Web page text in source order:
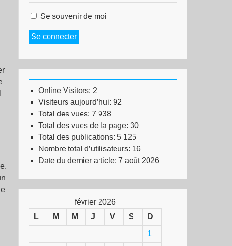
Se souvenir de moi
Se connecter
Online Visitors: 2
Visiteurs aujourd’hui: 92
Total des vues: 7 938
Total des vues de la page: 30
Total des publications: 5 125
Nombre total d’utilisateurs: 16
Date du dernier article: 7 août 2026
février 2026
L
M M J V S D
1